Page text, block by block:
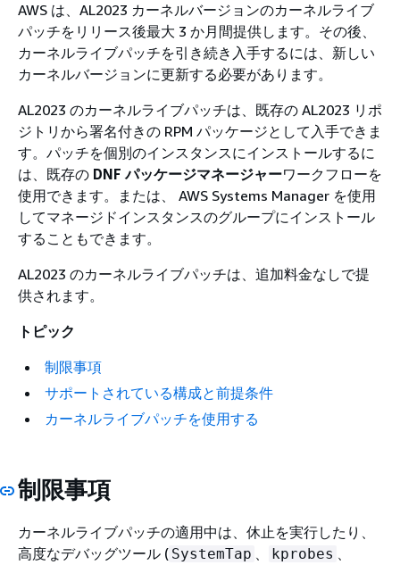
AWS は、AL2023 カーネルバージョンのカーネルライブ
パッチをリリース後最大 3 か月間提供します。その後、
カーネルライブパッチを引き続き入手するには、新しい
カーネルバージョンに更新する必要があります。
AL2023 のカーネルライブパッチは、既存の AL2023 リポ
ジトリから署名付きの RPM パッケージとして入手できま
す。パッチを個別のインスタンスにインストールするに
は、既存の DNF パッケージマネージャーワークフローを
使用できます。または、 AWS Systems Manager を使用
してマネージドインスタンスのグループにインストール
することもできます。
AL2023 のカーネルライブパッチは、追加料金なしで提
供されます。
トピック
制限事項
サポートされている構成と前提条件
カーネルライブパッチを使用する
制限事項
カーネルライブパッチの適用中は、休止を実行したり、
高度なデバッグツール ( SystemTap kprobes